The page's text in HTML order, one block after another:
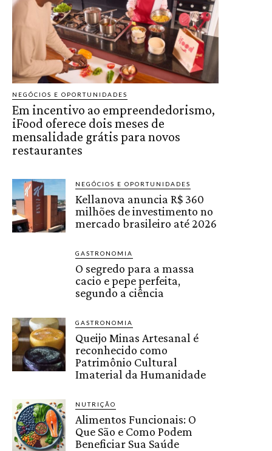
NEGÓCIOS E OPORTUNIDADES
Em incentivo ao empreendedorismo,
iFood oferece dois meses de
mensalidade grátis para novos
restaurantes
NEGÓCIOS E OPORTUNIDADES
Kellanova anuncia R$ 360
milhões de investimento no
mercado brasileiro até 2026
GASTRONOMIA
O segredo para a massa
cacio e pepe perfeita,
segundo a ciência
GASTRONOMIA
Queijo Minas Artesanal é
reconhecido como
Patrimônio Cultural
Imaterial da Humanidade
NUTRIÇÃO
Alimentos Funcionais: O
Que São e Como Podem
Beneficiar Sua Saúde